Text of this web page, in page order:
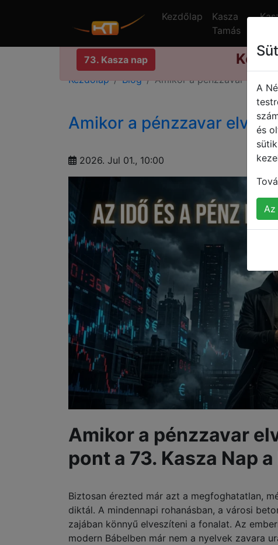
A
és
Az
Kezdőlap
Kasza
Tamás
73. Kasza nap
Kezdőlap Blog Amikor a pénzzavar elvág a
Amikor a pénzzavar elvág
2026. Jul 01., 10:00
Amikor a pénzzavar
pont a 73. Kasza Nap
Biztosan érezted már azt a megfoghatatlan,
diktál. A mindennapi rohanásban, a városi
zajában könnyű elveszíteni a fonalat. Az
modern Bábelben már nem a nyelvek zavara